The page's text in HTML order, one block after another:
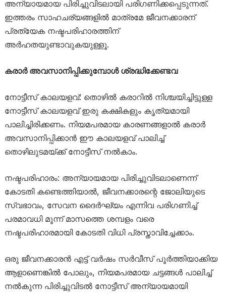
അന്യായമായ പിരിച്ചുവിടലായി പരിഗണിക്കപ്പെടുന്നത്.
ഇത്തരം സാഹചര്യങ്ങളിൽ മാത്രമേ ജീവനക്കാരന്
പ്രത്യേക നഷ്ടപരിഹാരത്തിന്
അർഹതയുണ്ടാവുകയുള്ളൂ.
കരാർ അവസാനിപ്പിക്കുമ്പോൾ ശ്രദ്ധിക്കേണ്ടവ
നോട്ടീസ് കാലയളവ്: തൊഴിൽ കരാറിൽ നിശ്ചയിച്ചിട്ടുള്ള
നോട്ടീസ് കാലയളവ് ഇരു കക്ഷികളും കൃത്യമായി
പാലിച്ചിരിക്കണം. നിയമപരമായ കാരണങ്ങളാൽ കരാർ
അവസാനിപ്പിക്കാൻ ഈ കാലയളവ് പാലിച്ച്
തൊഴിലുടമയ്ക്ക് നോട്ടീസ് നൽകാം.
നഷ്ടപരിഹാരം: അന്യായമായ പിരിച്ചുവിടലാണെന്ന്
കോടതി കണ്ടെത്തിയാൽ, ജീവനക്കാരന്റെ ജോലിയുടെ
സ്വഭാവം, സേവന ദൈർഘ്യം എന്നിവ പരിഗണിച്ച്
പരമാവധി മൂന്ന് മാസത്തെ ശമ്പളം വരെ
നഷ്ടപരിഹാരമായി കോടതി വിധി പ്രസ്താവിച്ചേക്കാം.
ഒരു ജീവനക്കാരൻ എട്ട് വർഷം സർവീസ് പൂർത്തിയാക്കിയ
ആളാണെങ്കിൽ പോലും, നിയമപരമായ ചട്ടങ്ങൾ പാലിച്ച്
നൽകുന്ന പിരിച്ചുവിടൽ നോട്ടീസ് അന്യായമായി